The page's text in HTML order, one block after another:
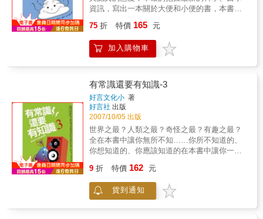
資訊，寫出一本關於大便和小便的書，本書恐
康方面的醫學，再加上一些民俗學的內容，本
書共蒐羅了一百個話題。請您打開這本書，和
我們一起關心身體的健康。
75 折 特價 165 元
加入購物車
有常識還要有知識-3
好言文化小 著
好言社 出版
2007/10/05 出版
世界之最？人類之最？奇怪之最？有趣之最？
全在本書中讓你無所不知……你所不知道的、
你想知道的、你應該知道的在本書中讓你一覽
畫 ◎ 全英鼾聲錦標賽◎ 耳懸重物競走
賽 ◎ 擲馬桶比賽◎ 有趣的滑沙比賽
◎ 集體裸奔冬運◎ １２分鐘連喝百杯啤酒
9 折 特價 162 元
貨到通知